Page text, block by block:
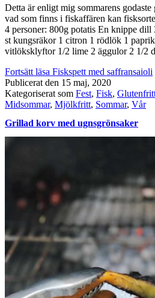
Detta är enligt mig sommarens
vad som finns i fiskaffären kan
4 personer: 800g potatis En knippe
st kungsräkor 1 citron 1 rödlök 1
vitlöksklyftor 1/2 lime 2 äggulor 2 1/2
Fortsätt läsa Fiskspett med saffransaioli
Publicerat den 15 maj, 2020
Kategoriserat som Fest, Fisk,
Midsommar, Mjölkfritt, Sommar, Vår
Grillad korv med ugnsgrönsaker